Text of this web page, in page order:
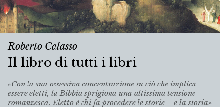
Roberto Calasso
Il libro di tutti i libri
«Con la sua ossessiva concentrazione su ciò che implica
essere eletti, la Bibbia sprigiona una altissima tensione
romanzesca. Eletto è chi fa procedere le storie – e la storia»